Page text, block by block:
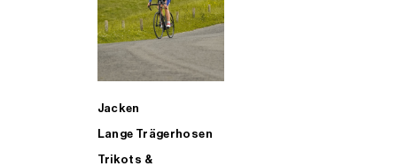
Jacken
Lange Trägerhosen
Trikots &